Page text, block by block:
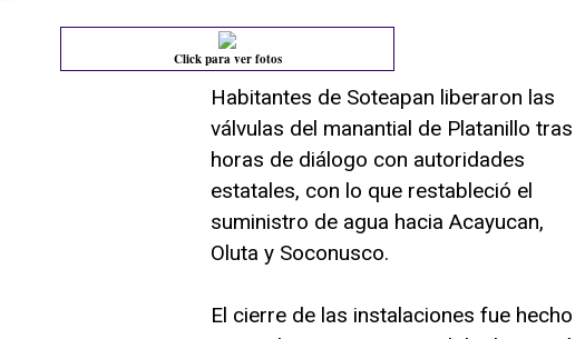
Click para ver fotos
Habitantes de Soteapan liberaron las
válvulas del manantial de Platanillo tras
horas de diálogo con autoridades
estatales, con lo que restableció el
suministro de agua hacia Acayucan,
Oluta y Soconusco.
El cierre de las instalaciones fue hecho